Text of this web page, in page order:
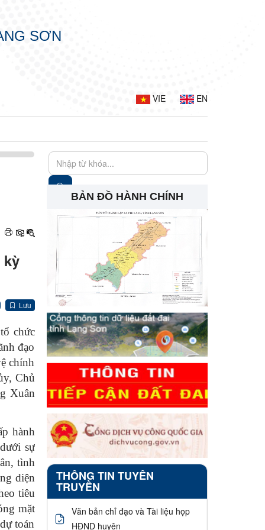
SƠN
VIE EN
kỳ
Lưu
chức
đạo
chính
Chủ
Xuân
hành
sự
tình
diện
tiêu
mặt
toán
BẢN ĐỒ HÀNH CHÍNH
THÔNG TIN TUYÊN
TRUYỀN
Văn bản chỉ đạo và Tài liệu họp
HĐND huyện